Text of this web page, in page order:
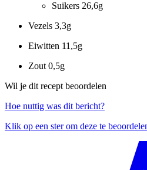
Suikers 26,6g
Vezels 3,3g
Eiwitten 11,5g
Zout 0,5g
Wil je dit recept beoordelen
Hoe nuttig was dit bericht?
Klik op een ster om deze te